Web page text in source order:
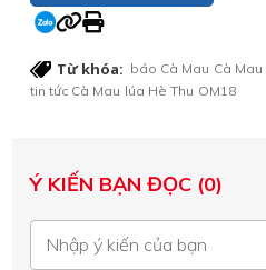
Từ khóa: báo Cà Mau Cà Mau
tin tức Cà Mau lúa Hè Thu OM18
Ý KIẾN BẠN ĐỌC (0)